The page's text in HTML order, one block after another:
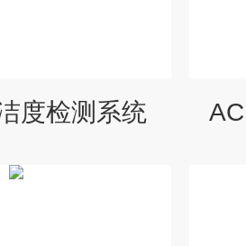
度检测系统